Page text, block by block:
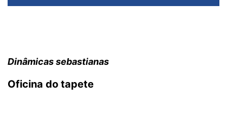
Dinâmicas sebastianas
Oficina do tapete